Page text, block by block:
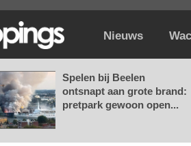
Nieuws
Spelen bij Beelen
ontsnapt aan grote brand:
pretpark gewoon open...